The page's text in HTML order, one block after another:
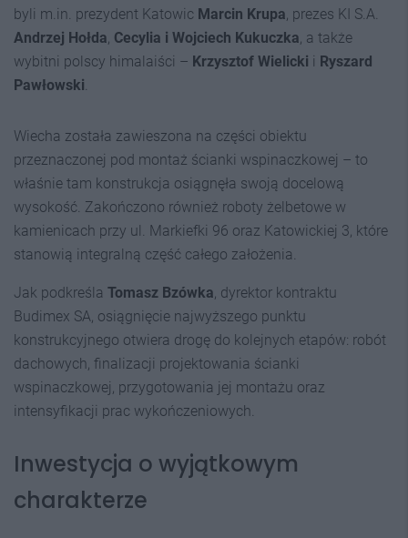
byli m.in. prezydent Katowic Marcin Krupa, prezes KI S.A.
Andrzej Hołda, Cecylia i Wojciech Kukuczka, a także
wybitni polscy himalaiści – Krzysztof Wielicki i Ryszard
Pawłowski.
Wiecha została zawieszona na części obiektu
przeznaczonej pod montaż ścianki wspinaczkowej – to
właśnie tam konstrukcja osiągnęła swoją docelową
wysokość. Zakończono również roboty żelbetowe w
kamienicach przy ul. Markiefki 96 oraz Katowickiej 3, które
stanowią integralną część całego założenia.
Jak podkreśla Tomasz Bzówka, dyrektor kontraktu
Budimex SA, osiągnięcie najwyższego punktu
konstrukcyjnego otwiera drogę do kolejnych etapów: robót
dachowych, finalizacji projektowania ścianki
wspinaczkowej, przygotowania jej montażu oraz
intensyfikacji prac wykończeniowych.
Inwestycja o wyjątkowym
charakterze